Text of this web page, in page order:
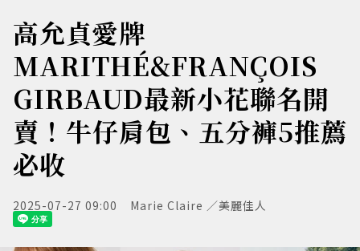
高允貞愛牌
MARITHÉ&FRANÇOIS
GIRBAUD最新小花聯名開
賣！牛仔肩包、五分褲5推薦
必收
2025-07-27 09:00 Marie Claire ／美麗佳人